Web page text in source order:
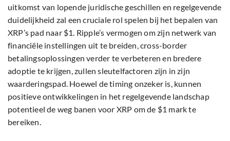
uitkomst van lopende juridische geschillen en regelgevende
duidelijkheid zal een cruciale rol spelen bij het bepalen van
XRP’s pad naar $1. Ripple’s vermogen om zijn netwerk van
financiële instellingen uit te breiden, cross-border
betalingsoplossingen verder te verbeteren en bredere
adoptie te krijgen, zullen sleutelfactoren zijn in zijn
waarderingspad. Hoewel de timing onzeker is, kunnen
positieve ontwikkelingen in het regelgevende landschap
potentieel de weg banen voor XRP om de $1 mark te
bereiken.